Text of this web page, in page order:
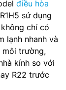
điều hòa
sử dụng
chỉ có
lạnh nhanh và
môi trường,
kính so với
R22 trước